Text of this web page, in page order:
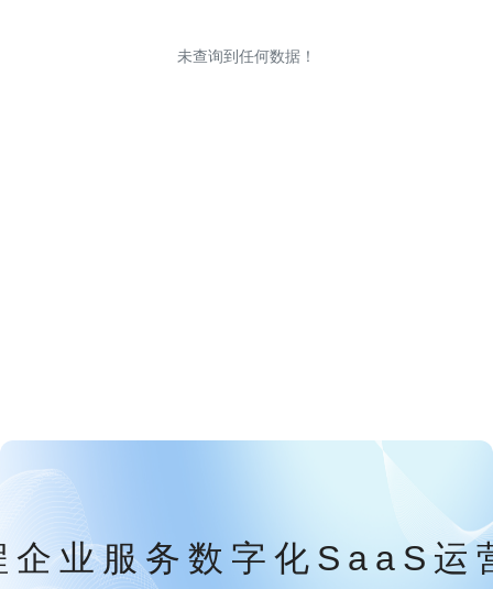
未查询到任何数据！
企业服务数字化SaaS运